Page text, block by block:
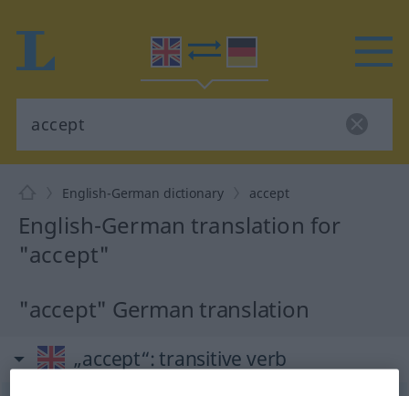
English-German dictionary accept
English-German translation for
"accept"
"accept" German translation
„accept“: transitive verb